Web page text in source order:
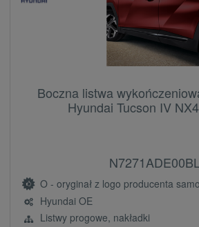
Boczna listwa
Hyundai Tucson IV
O - oryginał z logo producenta
Hyundai OE
Listwy progowe, nakładki